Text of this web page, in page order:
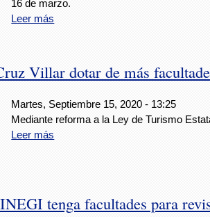
16 de marzo.
Leer más
Villar dotar de más
Martes, Septiembre 15, 2020 - 13:25
Mediante reforma a la Ley de Turismo
Leer más
tenga facultades para